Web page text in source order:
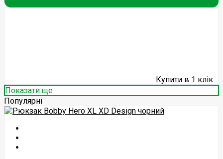
Купити в 1 клік
Показати ще
Популярні